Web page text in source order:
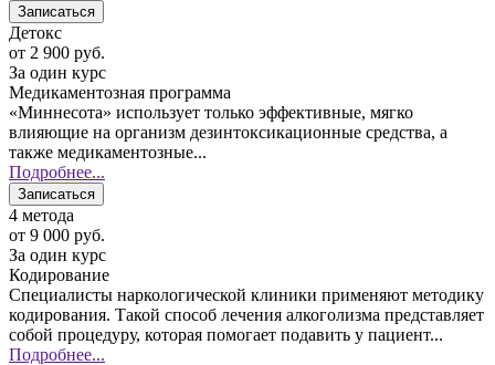
Записаться
Детокс
от 2 900 руб.
За один курс
Медикаментозная программа
«Миннесота» использует только эффективные, мягко
влияющие на организм дезинтоксикационные средства, а
также медикаментозные...
Подробнее...
Записаться
4 метода
от 9 000 руб.
За один курс
Кодирование
Специалисты наркологической клиники применяют методику
кодирования. Такой способ лечения алкоголизма представляет
собой процедуру, которая помогает подавить у пациент...
Подробнее...